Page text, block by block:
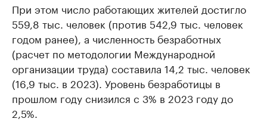
При этом число работающих жителей достигло
559,8 тыс. человек (против 542,9 тыс. человек
годом ранее), а численность безработных
(расчет по методологии Международной
организации труда) составила 14,2 тыс. человек
(16,9 тыс. в 2023). Уровень безработицы в
прошлом году снизился с 3% в 2023 году до
2,5%.